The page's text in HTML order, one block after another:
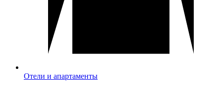
Отели и апартаменты